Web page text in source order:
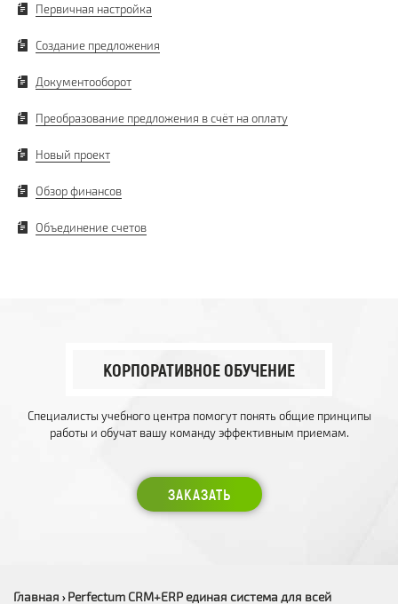
Первичная настройка
Создание предложения
Документооборот
Преобразование предложения в счёт на оплату
Новый проект
Обзор финансов
Объединение счетов
КОРПОРАТИВНОЕ ОБУЧЕНИЕ
Специалисты учебного центра помогут понять общие принципы
работы и обучат вашу команду эффективным приемам.
ЗАКАЗАТЬ
Главная › Perfectum CRM+ERP единая система для всей